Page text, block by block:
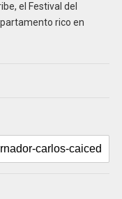
el Festival del
rico en